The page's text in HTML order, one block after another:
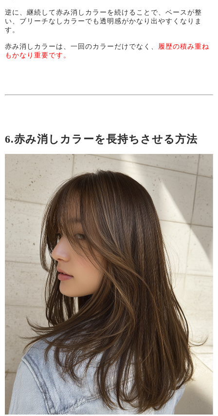
逆に、継続して赤み消しカラーを続けることで、ベースが整
い、ブリーチなしカラーでも透明感がかなり出やすくなりま
す。
赤み消しカラーは、一回のカラーだけでなく、 履歴の積み重ね
もかなり重要です。
6.赤み消しカラーを長持ちさせる方法